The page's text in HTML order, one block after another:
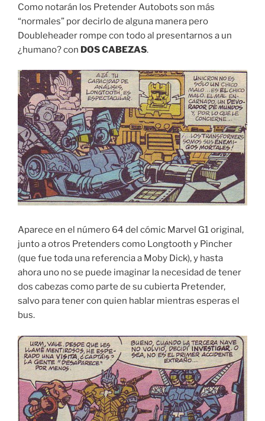
Como notarán los Pretender Autobots son más
“normales” por decirlo de alguna manera pero
Doubleheader rompe con todo al presentarnos a un
¿humano? con DOS CABEZAS.
Aparece en el número 64 del cómic Marvel G1 original,
junto a otros Pretenders como Longtooth y Pincher
(que fue toda una referencia a Moby Dick), y hasta
ahora uno no se puede imaginar la necesidad de tener
dos cabezas como parte de su cubierta Pretender,
salvo para tener con quien hablar mientras esperas el
bus.